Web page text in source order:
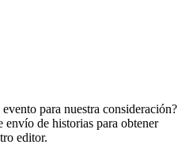
para nuestra consideración?
de historias para obtener
editor.